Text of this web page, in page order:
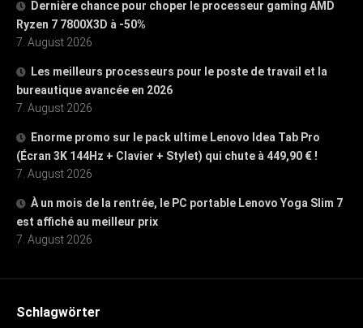
Dernière chance pour choper le processeur gaming AMD
Ryzen 7 7800X3D à -50%
7. August 2026
Les meilleurs processeurs pour le poste de travail et la
bureautique avancée en 2026
7. August 2026
Enorme promo sur le pack ultime Lenovo Idea Tab Pro
(Écran 3K 144Hz + Clavier + Stylet) qui chute à 449,90 € !
7. August 2026
À un mois de la rentrée, le PC portable Lenovo Yoga Slim 7
est affiché au meilleur prix
7. August 2026
Schlagwörter